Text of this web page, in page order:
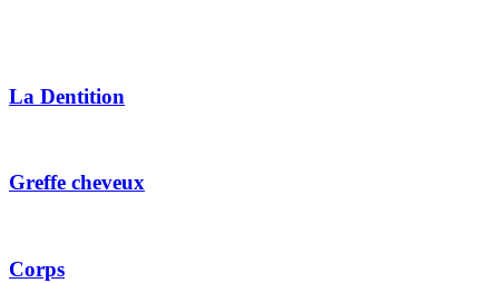
La Dentition
Greffe cheveux
Corps